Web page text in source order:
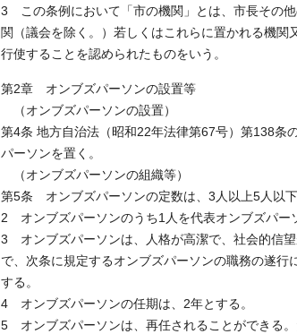
3 この条例において「市の機関」とは、市長その
関（議会を除く。）若しくはこれらに置かれる機
行使することを認められたものをいう。
第2章 オンブズパーソンの設置等
（オンブズパーソンの設置）
第4条 地方自治法（昭和22年法律第67号）第138条
パーソンを置く。
（オンブズパーソンの組織等）
第5条 オンブズパーソンの定数は、3人以上5人以下
2 オンブズパーソンのうち1人を代表オンブズパー
3 オンブズパーソンは、人格が高潔で、社会的信
で、次条に規定するオンブズパーソンの職務の遂
する。
4 オンブズパーソンの任期は、2年とする。
5 オンブズパーソンは、再任されることができる